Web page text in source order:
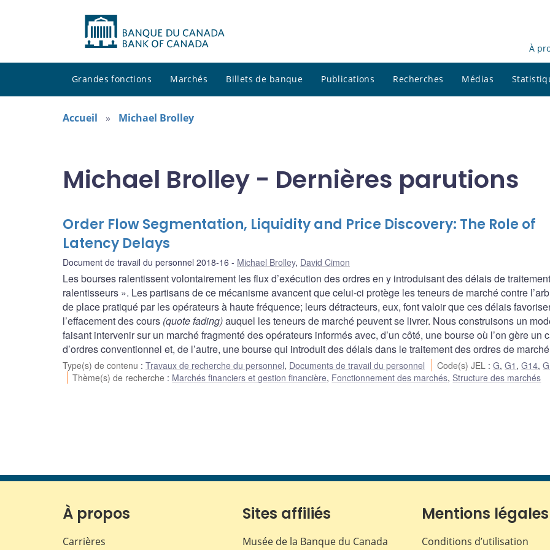
À
Grandes fonctions Marchés Billets de banque Publications Recherches Médias
Accueil Michael Brolley
Michael Brolley - Dernières parutions
Order Flow Segmentation, Liquidity and Price Discovery: The Role of
Latency Delays
Document de travail du personnel 2018-16 Michael Brolley, David Cimon
Les bourses ralentissent volontairement les flux d’exécution des ordres en y introduisant des délais de
ralentisseurs ». Les partisans de ce mécanisme avancent que celui-ci protège les teneurs de marché contre
de place pratiqué par les opérateurs à haute fréquence; leurs détracteurs, eux, font valoir que ces délais
l’effacement des cours (quote fading)auquel les teneurs de marché peuvent se livrer. Nous construisons un
faisant intervenir sur un marché fragmenté des opérateurs informés avec, d’un côté, une bourse où l’on gère un
d’ordres conventionnel et, de l’autre, une bourse qui introduit des délais dans le traitement des ordres de
Type(s) de contenu : Travaux de recherche du personnel, Documents de travail du personnel Code(s) JEL :G,G1 ,G14,
Thème(s) de recherche : Marchés financiers et gestion financière, Fonctionnement des marchés, Structure des marchés
À propos
Carrières
Sites affiliés
Musée de la Banque du Canada
Mentions légales
Conditions d’utilisation